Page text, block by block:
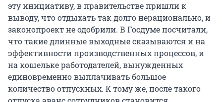
эту инициативу, в правительстве пришли к
выводу, что отдыхать так долго нерационально, и
законопроект не одобрили. В Госдуме посчитали,
что такие длинные выходные сказываются и на
эффективности производственных процессов, и
на кошельке работодателей, вынужденных
единовременно выплачивать большое
количество отпускных. К тому же, после такого